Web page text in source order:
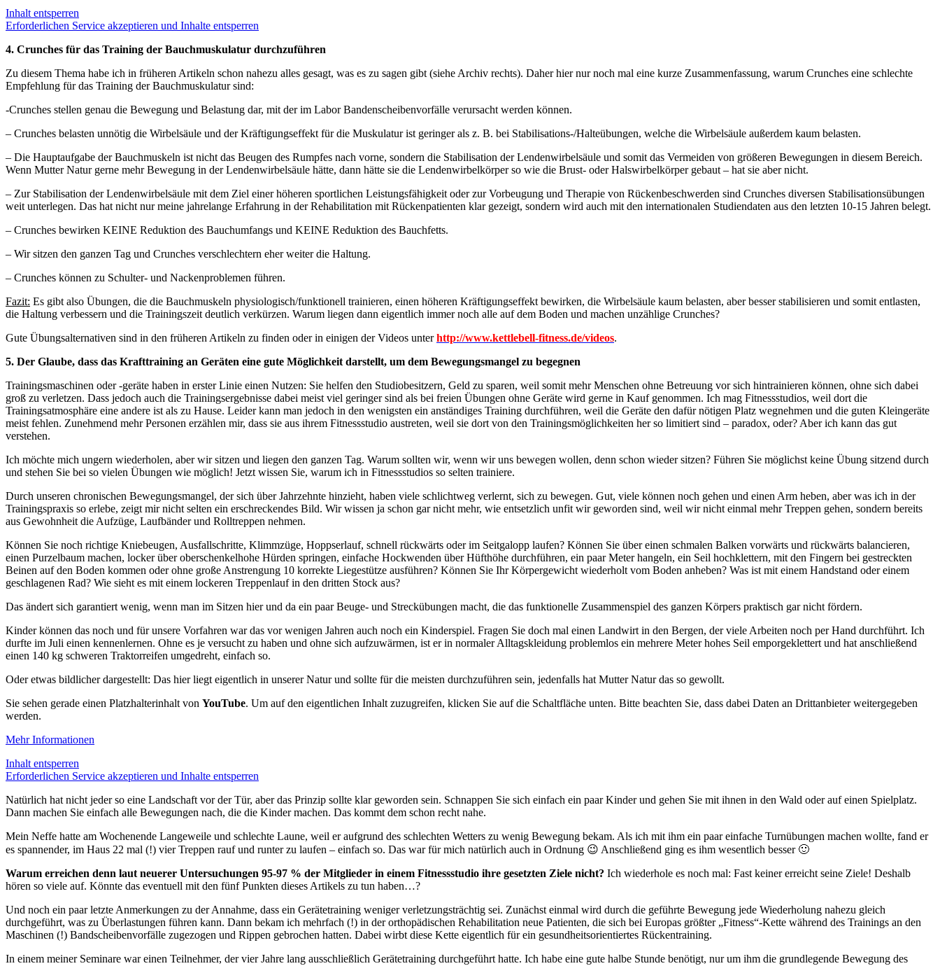
Inhalt entsperren
Erforderlichen Service akzeptieren und Inhalte entsperren
4. Crunches für das Training der Bauchmuskulatur durchzuführen
Zu diesem Thema habe ich in früheren Artikeln schon nahezu alles gesagt, was es zu sagen gibt (siehe Archiv rechts). Daher hier nur noch mal eine kurze Zusammenfassung, warum Crunches eine schlechte
Empfehlung für das Training der Bauchmuskulatur sind:
-Crunches stellen genau die Bewegung und Belastung dar, mit der im Labor Bandenscheibenvorfälle verursacht werden können.
– Crunches belasten unnötig die Wirbelsäule und der Kräftigungseffekt für die Muskulatur ist geringer als z. B. bei Stabilisations-/Halteübungen, welche die Wirbelsäule außerdem kaum belasten.
– Die Hauptaufgabe der Bauchmuskeln ist nicht das Beugen des Rumpfes nach vorne, sondern die Stabilisation der Lendenwirbelsäule und somit das Vermeiden von größeren Bewegungen in diesem Bereich.
Wenn Mutter Natur gerne mehr Bewegung in der Lendenwirbelsäule hätte, dann hätte sie die Lendenwirbelkörper so wie die Brust- oder Halswirbelkörper gebaut – hat sie aber nicht.
– Zur Stabilisation der Lendenwirbelsäule mit dem Ziel einer höheren sportlichen Leistungsfähigkeit oder zur Vorbeugung und Therapie von Rückenbeschwerden sind Crunches diversen Stabilisationsübungen
weit unterlegen. Das hat nicht nur meine jahrelange Erfahrung in der Rehabilitation mit Rückenpatienten klar gezeigt, sondern wird auch mit den internationalen Studiendaten aus den letzten 10-15 Jahren belegt.
– Crunches bewirken KEINE Reduktion des Bauchumfangs und KEINE Reduktion des Bauchfetts.
– Wir sitzen den ganzen Tag und Crunches verschlechtern eher weiter die Haltung.
– Crunches können zu Schulter- und Nackenproblemen führen.
Fazit: Es gibt also Übungen, die die Bauchmuskeln physiologisch/funktionell trainieren, einen höheren Kräftigungseffekt bewirken, die Wirbelsäule kaum belasten, aber besser stabilisieren und somit entlasten,
die Haltung verbessern und die Trainingszeit deutlich verkürzen. Warum liegen dann eigentlich immer noch alle auf dem Boden und machen unzählige Crunches?
Gute Übungsalternativen sind in den früheren Artikeln zu finden oder in einigen der Videos unter http://www.kettlebell-fitness.de/videos.
5. Der Glaube, dass das Krafttraining an Geräten eine gute Möglichkeit darstellt, um dem Bewegungsmangel zu begegnen
Trainingsmaschinen oder -geräte haben in erster Linie einen Nutzen: Sie helfen den Studiobesitzern, Geld zu sparen, weil somit mehr Menschen ohne Betreuung vor sich hintrainieren können, ohne sich dabei
groß zu verletzen. Dass jedoch auch die Trainingsergebnisse dabei meist viel geringer sind als bei freien Übungen ohne Geräte wird gerne in Kauf genommen. Ich mag Fitnessstudios, weil dort die
Trainingsatmosphäre eine andere ist als zu Hause. Leider kann man jedoch in den wenigsten ein anständiges Training durchführen, weil die Geräte den dafür nötigen Platz wegnehmen und die guten Kleingeräte
meist fehlen. Zunehmend mehr Personen erzählen mir, dass sie aus ihrem Fitnessstudio austreten, weil sie dort von den Trainingsmöglichkeiten her so limitiert sind – paradox, oder? Aber ich kann das gut
verstehen.
Ich möchte mich ungern wiederholen, aber wir sitzen und liegen den ganzen Tag. Warum sollten wir, wenn wir uns bewegen wollen, denn schon wieder sitzen? Führen Sie möglichst keine Übung sitzend durch
und stehen Sie bei so vielen Übungen wie möglich! Jetzt wissen Sie, warum ich in Fitnessstudios so selten trainiere.
Durch unseren chronischen Bewegungsmangel, der sich über Jahrzehnte hinzieht, haben viele schlichtweg verlernt, sich zu bewegen. Gut, viele können noch gehen und einen Arm heben, aber was ich in der
Trainingspraxis so erlebe, zeigt mir nicht selten ein erschreckendes Bild. Wir wissen ja schon gar nicht mehr, wie entsetzlich unfit wir geworden sind, weil wir nicht einmal mehr Treppen gehen, sondern bereits
aus Gewohnheit die Aufzüge, Laufbänder und Rolltreppen nehmen.
Können Sie noch richtige Kniebeugen, Ausfallschritte, Klimmzüge, Hoppserlauf, schnell rückwärts oder im Seitgalopp laufen? Können Sie über einen schmalen Balken vorwärts und rückwärts balancieren,
einen Purzelbaum machen, locker über oberschenkelhohe Hürden springen, einfache Hockwenden über Hüfthöhe durchführen, ein paar Meter hangeln, ein Seil hochklettern, mit den Fingern bei gestreckten
Beinen auf den Boden kommen oder ohne große Anstrengung 10 korrekte Liegestütze ausführen? Können Sie Ihr Körpergewicht wiederholt vom Boden anheben? Was ist mit einem Handstand oder einem
geschlagenen Rad? Wie sieht es mit einem lockeren Treppenlauf in den dritten Stock aus?
Das ändert sich garantiert wenig, wenn man im Sitzen hier und da ein paar Beuge- und Streckübungen macht, die das funktionelle Zusammenspiel des ganzen Körpers praktisch gar nicht fördern.
Kinder können das noch und für unsere Vorfahren war das vor wenigen Jahren auch noch ein Kinderspiel. Fragen Sie doch mal einen Landwirt in den Bergen, der viele Arbeiten noch per Hand durchführt. Ich
durfte im Juli einen kennenlernen. Ohne es je versucht zu haben und ohne sich aufzuwärmen, ist er in normaler Alltagskleidung problemlos ein mehrere Meter hohes Seil emporgeklettert und hat anschließend
einen 140 kg schweren Traktorreifen umgedreht, einfach so.
Oder etwas bildlicher dargestellt: Das hier liegt eigentlich in unserer Natur und sollte für die meisten durchzuführen sein, jedenfalls hat Mutter Natur das so gewollt.
Sie sehen gerade einen Platzhalterinhalt von YouTube. Um auf den eigentlichen Inhalt zuzugreifen, klicken Sie auf die Schaltfläche unten. Bitte beachten Sie, dass dabei Daten an Drittanbieter weitergegeben
werden.
Mehr Informationen
Inhalt entsperren
Erforderlichen Service akzeptieren und Inhalte entsperren
Natürlich hat nicht jeder so eine Landschaft vor der Tür, aber das Prinzip sollte klar geworden sein. Schnappen Sie sich einfach ein paar Kinder und gehen Sie mit ihnen in den Wald oder auf einen Spielplatz.
Dann machen Sie einfach alle Bewegungen nach, die die Kinder machen. Das kommt dem schon recht nahe.
Mein Neffe hatte am Wochenende Langeweile und schlechte Laune, weil er aufgrund des schlechten Wetters zu wenig Bewegung bekam. Als ich mit ihm ein paar einfache Turnübungen machen wollte, fand er
es spannender, im Haus 22 mal (!) vier Treppen rauf und runter zu laufen – einfach so. Das war für mich natürlich auch in Ordnung 😉 Anschließend ging es ihm wesentlich besser 🙂
Warum erreichen denn laut neuerer Untersuchungen 95-97 % der Mitglieder in einem Fitnessstudio ihre gesetzten Ziele nicht? Ich wiederhole es noch mal: Fast keiner erreicht seine Ziele! Deshalb
hören so viele auf. Könnte das eventuell mit den fünf Punkten dieses Artikels zu tun haben…?
Und noch ein paar letzte Anmerkungen zu der Annahme, dass ein Gerätetraining weniger verletzungsträchtig sei. Zunächst einmal wird durch die geführte Bewegung jede Wiederholung nahezu gleich
durchgeführt, was zu Überlastungen führen kann. Dann bekam ich mehrfach (!) in der orthopädischen Rehabilitation neue Patienten, die sich bei Europas größter „Fitness“-Kette während des Trainings an den
Maschinen (!) Bandscheibenvorfälle zugezogen und Rippen gebrochen hatten. Dabei wirbt diese Kette eigentlich für ein gesundheitsorientiertes Rückentraining.
In einem meiner Seminare war einen Teilnehmer, der vier Jahre lang ausschließlich Gerätetraining durchgeführt hatte. Ich habe eine gute halbe Stunde benötigt, nur um ihm die grundlegende Bewegung des